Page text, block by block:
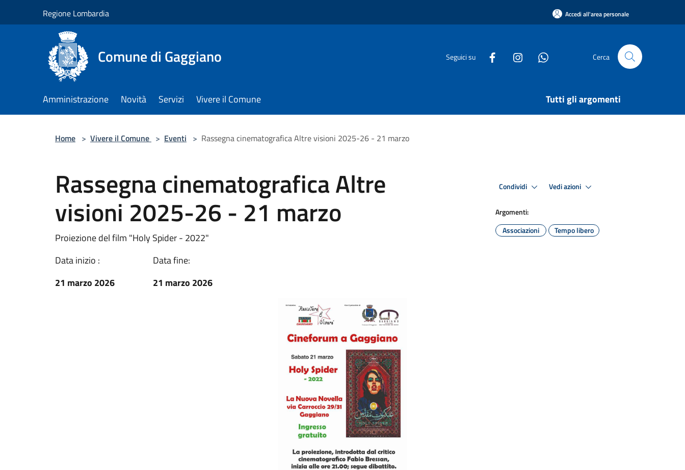
Regione Lombardia Accedi all'area personale
Comune di Gaggiano Seguici su Cerca
Amministrazione Novità Servizi Vivere il Comune Tutti gli argomenti
Home > Vivere il Comune > Eventi > Rassegna cinematografica Altre visioni 2025-26 - 21 marzo
Rassegna cinematografica Altre
visioni 2025-26 - 21 marzo
Proiezione del film "Holy Spider - 2022"
Data inizio :
21 marzo 2026
Data fine:
21 marzo 2026
Condividi Vedi azioni
Argomenti:
Associazioni
Tempo libero